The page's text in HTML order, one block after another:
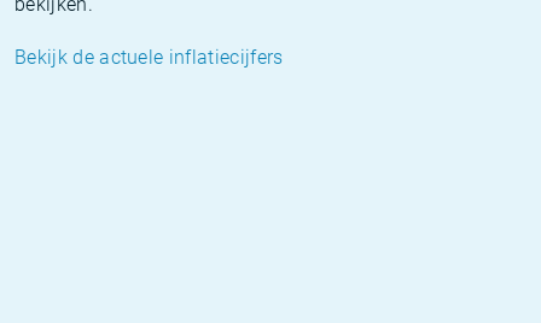
Bekijk de actuele inflatiecijfers